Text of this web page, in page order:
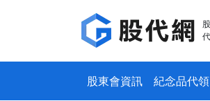
股東會資訊 紀念品代領